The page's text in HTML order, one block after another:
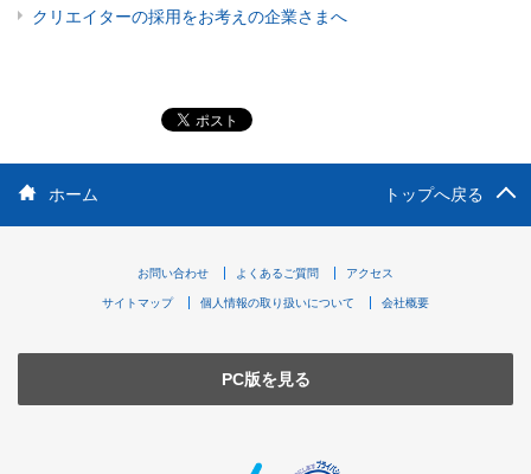
クリエイターの採用をお考えの企業さまへ
ホーム トップへ戻る
お問い合わせ よくあるご質問 アクセス
サイトマップ 個人情報の取り扱いについて 会社概要
PC版を見る